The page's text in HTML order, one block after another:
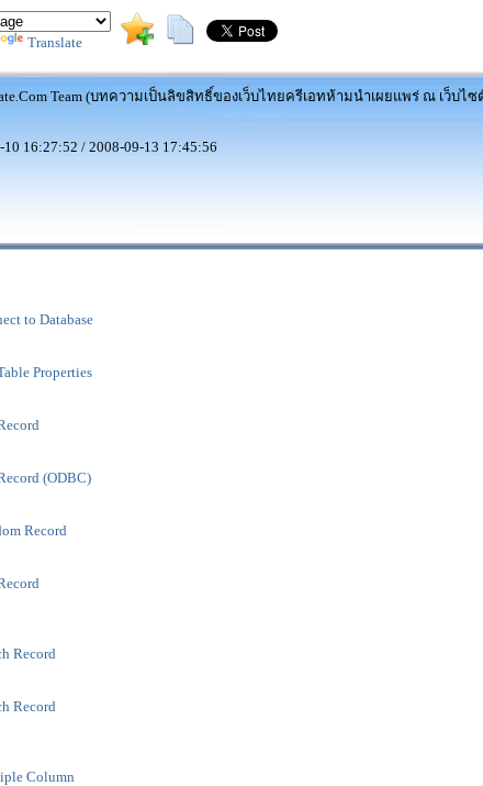
Translate
Team (บทความเป็นลิขสิทธิ์ของเว็บไทยครีเอทห้ามนำเผยแพร่ ณ เว็บไซ
10 16:27:52 / 2008-09-13 17:45:56
to Database
Properties
(ODBC)
Record
Record
Record
Column